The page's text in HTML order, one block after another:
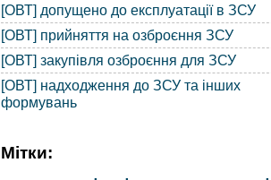
[ОВТ] допущено до експлуатації в ЗСУ
[ОВТ] прийняття на озброєння ЗСУ
[ОВТ] закупівля озброєння для ЗСУ
[ОВТ] надходження до ЗСУ та інших
формувань
Мітки: